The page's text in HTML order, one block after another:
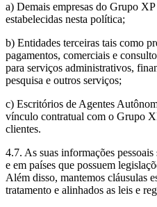
a) Demais empresas do Grupo
estabelecidas nesta política;
b) Entidades terceiras tais como
pagamentos, comerciais e
para serviços administrativos,
pesquisa e outros serviços;
c) Escritórios de Agentes
vínculo contratual com o Grupo
clientes.
4.7. As suas informações
e em países que possuem
Além disso, mantemos cláusulas
tratamento e alinhados as leis e